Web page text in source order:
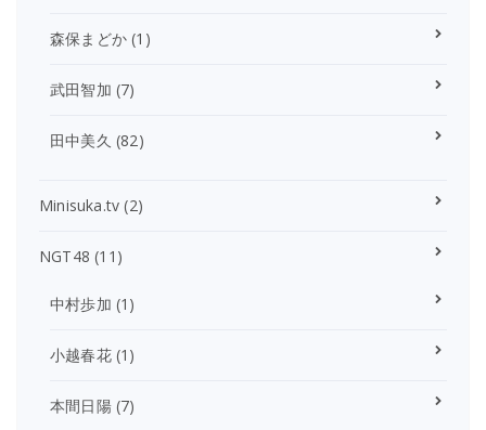
森保まどか (1)
武田智加 (7)
田中美久 (82)
Minisuka.tv (2)
NGT48 (11)
中村歩加 (1)
小越春花(1)
本間日陽(7)